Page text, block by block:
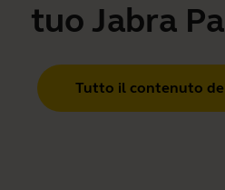
tuo Jabra
Tutto il contenuto